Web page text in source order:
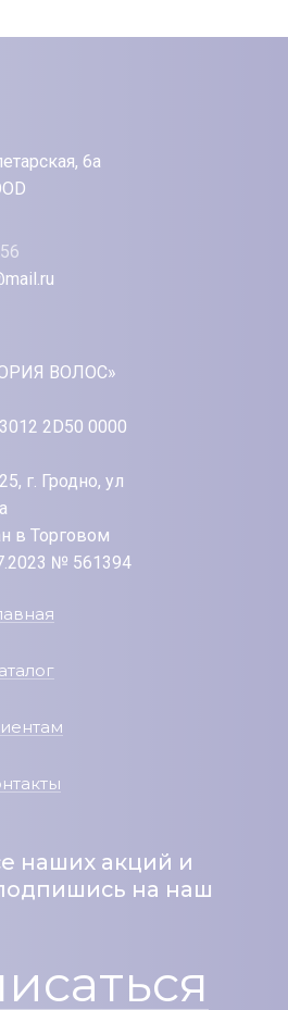
6а
ВОЛОС»
2D50 0000
г. Гродно, ул
в Торговом
№ 561394
наших акций и
на наш